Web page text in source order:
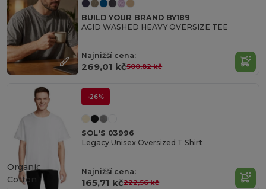
BUILD YOUR BRAND BY189
ACID WASHED HEAVY OVERSIZE TEE
Najnižší cena:
269,01 kč500,82 kč
-26%
SOL'S 03996
Legacy Unisex Oversized T Shirt
Najnižší cena:
165,71 kč222,56 kč
Organic
Cotton